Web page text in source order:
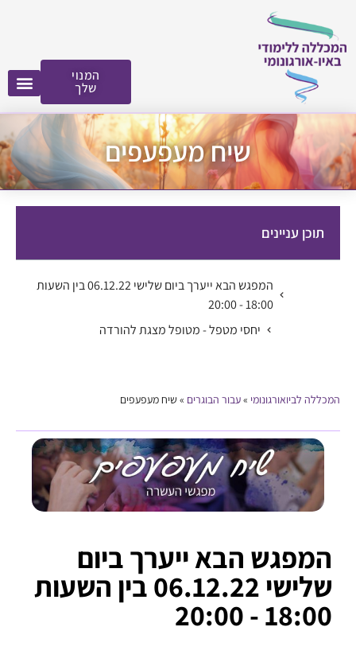
המנוי
שלך
שיח מעפעפים
תוכן עניינים
המפגש הבא ייערך ביום שלישי 06.12.22 בין השעות
18:00 - 20:00
יחסי מטפל - מטופל מצגת להורדה
המכללה לביואורגונומי »עבור הבוגרים » שיח מעפעפים
המפגש הבא ייערך ביום
שלישי 06.12.22 בין השעות
18:00 - 20:00